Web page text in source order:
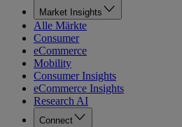
Market Insights
Alle Märkte
Consumer
eCommerce
Mobility
Consumer Insights
eCommerce Insights
Research AI
Connect